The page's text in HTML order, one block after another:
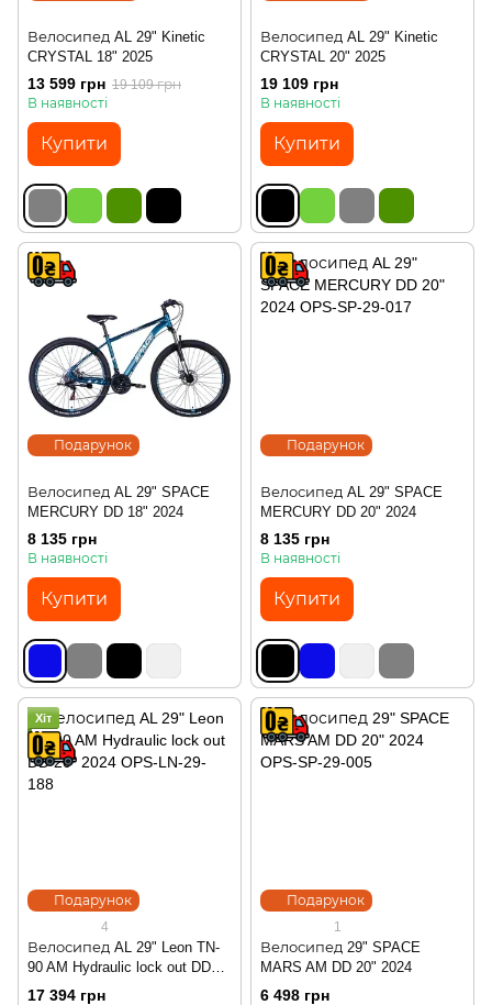
Велосипед AL 29" Kinetic
CRYSTAL 18" 2025
13 599 грн 19 109 грн
В наявності
Купити
Велосипед AL 29" Kinetic
CRYSTAL 20" 2025
19 109 грн
В наявності
Купити
Подарунок
Велосипед AL 29" SPACE
MERCURY DD 18" 2024
8 135 грн
В наявності
Купити
Подарунок
Велосипед AL 29" SPACE
MERCURY DD 20" 2024
8 135 грн
В наявності
Купити
Подарунок
Хіт
4
Велосипед AL 29" Leon TN-
90 AM Hydraulic lock out DD
20" 2024
17 394 грн
Подарунок
1
Велосипед 29" SPACE
MARS AM DD 20" 2024
6 498 грн